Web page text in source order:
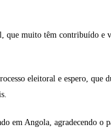
que muito têm contribuído
eleitoral e espero,
Angola, agradecendo o